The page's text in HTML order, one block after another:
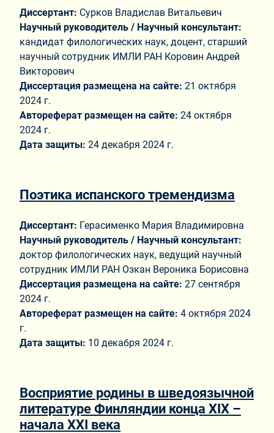
Диссертант: Сурков Владислав Витальевич
Научный руководитель / Научный консультант:
кандидат филологических наук, доцент, старший
научный сотрудник ИМЛИ РАН Коровин Андрей
Викторович
Диссертация размещена на сайте: 21 октября
2024 г.
Автореферат размещен на сайте: 24 октября
2024 г.
Дата защиты: 24 декабря 2024 г.
Поэтика испанского тремендизма
Диссертант: Герасименко Мария Владимировна
Научный руководитель / Научный консультант:
доктор филологических наук, ведущий научный
сотрудник ИМЛИ РАН Озкан Вероника Борисовна
Диссертация размещена на сайте: 27 сентября
2024 г.
Автореферат размещен на сайте: 4 октября 2024
г.
Дата защиты: 10 декабря 2024 г.
Восприятие родины в шведоязычной
литературе Финляндии конца XIX –
начала XXI века